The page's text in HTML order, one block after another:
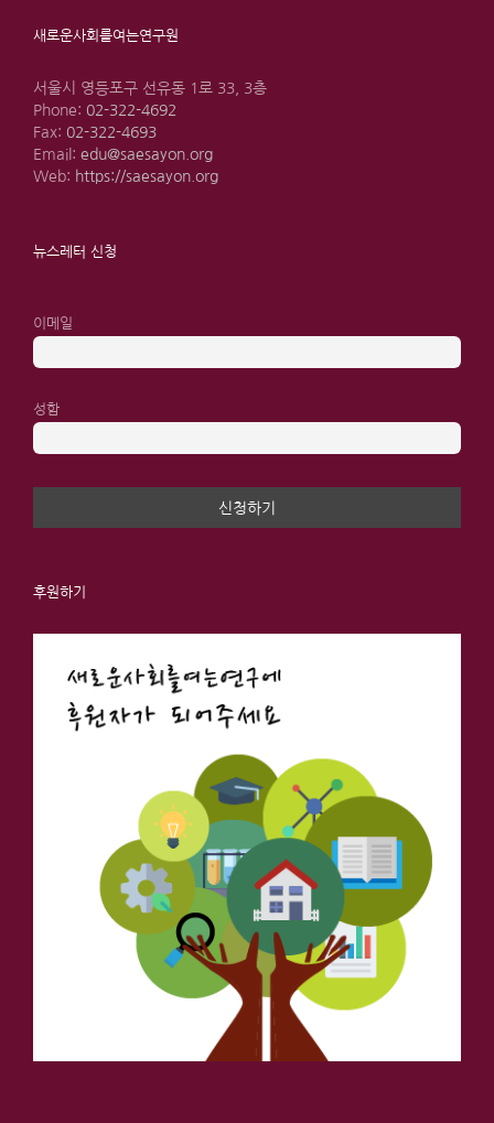
새로운사회를여는연구원
서울시 영등포구 선유동 1로 33, 3층
Phone: 02-322-4692
Fax: 02-322-4693
Email: edu@saesayon.org
Web: https://saesayon.org
뉴스레터 신청
이메일
성함
후원하기